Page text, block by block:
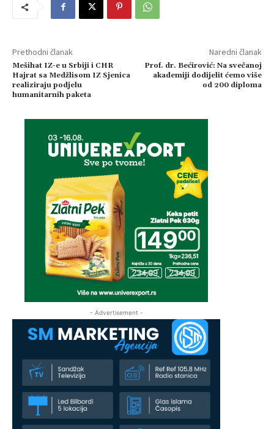
Prethodni članak
Mešihat IZ-e u Srbiji i CHR
Hajrat sa Medžlisom IZ Sjenica
realiziraju podjelu
humanitarnih paketa
Naredni članak
Prof. dr. Bećirović: Na svečanoj
akademiji dodijelit ćemo više
od 200 diploma
- Advertisement -